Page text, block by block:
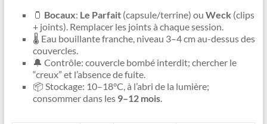
🫙 Bocaux: Le Parfait(capsule/terrine) ou Weck (clips
+ joints). Remplacer les joints à chaque session.
🌡️ Eau bouillante franche, niveau 3–4 cm au-dessus des
couvercles.
🔔 Contrôle: couvercle bombé interdit; chercher le
“creux” et l’absence de fuite.
📦 Stockage: 10–18°C, à l’abri de la lumière;
consommer dans les 9–12 mois.